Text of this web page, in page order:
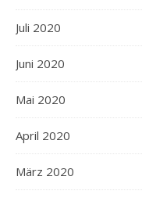
Juli 2020
Juni 2020
Mai 2020
April 2020
März 2020